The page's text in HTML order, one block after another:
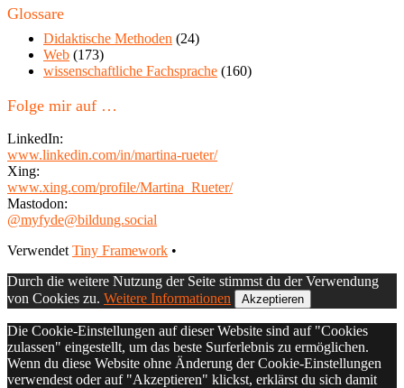
diesem
Glossare
Didaktische Methoden (24)
Web (173)
wissenschaftliche Fachsprache (160)
Folge mir auf …
LinkedIn:
www.linkedin.com/in/martina-rueter/
Xing:
www.xing.com/profile/Martina_Rueter/
Mastodon:
@myfyde@bildung.social
Footer
Inhalt
Verwendet Tiny Framework •
Durch die weitere Nutzung der Seite stimmst du der Verwendung
von Cookies zu. Weitere Informationen Akzeptieren
Die Cookie-Einstellungen auf dieser Website sind auf "Cookies
zulassen" eingestellt, um das beste Surferlebnis zu ermöglichen.
Wenn du diese Website ohne Änderung der Cookie-Einstellungen
verwendest oder auf "Akzeptieren" klickst, erklärst du sich damit